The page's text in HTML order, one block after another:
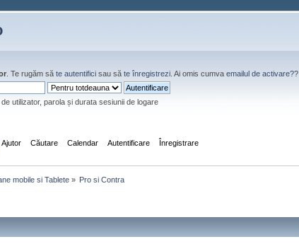
. Te rugăm săte autentifici sau săte înregistrezi . Ai omis cumvaemailul de activare??
utilizator, parola și durata sesiunii de logare
Ajutor Căutare Calendar Autentificare Înregistrare
mobile si Tablete» Pro si Contra